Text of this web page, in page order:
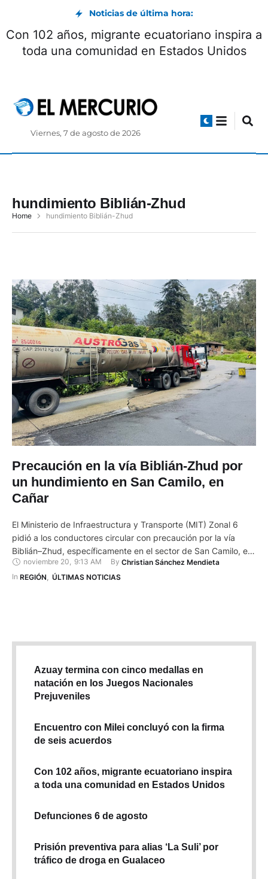
Noticias de última hora:
Con 102 años, migrante ecuatoriano inspira a
toda una comunidad en Estados Unidos
Viernes, 7 de agosto de 2026
hundimiento Biblián-Zhud
Home hundimiento Biblián-Zhud
Precaución en la vía Biblián-Zhud por
un hundimiento en San Camilo, en
Cañar
El Ministerio de Infraestructura y Transporte (MIT) Zonal 6
pidió a los conductores circular con precaución por la vía
Biblián–Zhud, específicamente en el sector de San Camilo, en
Cañar. En este punto, la calzada permanece habilitada solo en
un carril debido al hundimiento de la estructura vial, originado
noviembre 20, 9:13 AM By Christian Sánchez Mendieta
In REGIÓN ÚLTIMAS NOTICIAS
Azuay termina con cinco medallas en
natación en los Juegos Nacionales
Prejuveniles
Encuentro con Milei concluyó con la firma
de seis acuerdos
Con 102 años, migrante ecuatoriano inspira
a toda una comunidad en Estados Unidos
Defunciones 6 de agosto
Prisión preventiva para alias ‘La Suli’ por
tráfico de droga en Gualaceo